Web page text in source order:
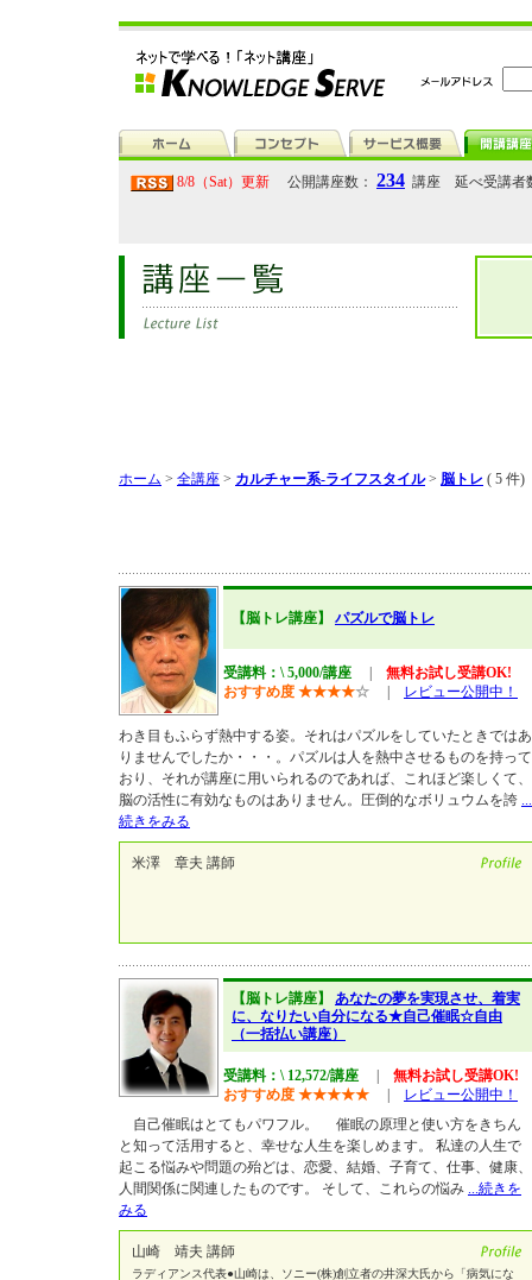
8/8（Sat）更新 公開講座数： 234 講座 延べ受講者
ホーム > 全講座 > カルチャー系-ライフスタイル> 脳トレ ( 5 件)
【脳トレ講座】 パズルで脳トレ
受講料：\ 5,000/講座
無料お試し受講OK!
おすすめ度 ★★★★☆ レビュー公開中！
わき目もふらず熱中する姿。それはパズルをしていたときではあ
りませんでしたか・・・。パズルは人を熱中させるものを持って
おり、それが講座に用いられるのであれば、これほど楽しくて、
脳の活性に有効なものはありません。圧倒的なボリュウムを誇 ...
続きをみる
米澤 章夫 講師
【脳トレ講座】 あなたの夢を実現させ、着実
に、なりたい自分になる★自己催眠☆自由
（一括払い講座）
受講料：\ 12,572/講座
無料お試し受講OK!
おすすめ度 ★★★★★
レビュー公開中！
自己催眠はとてもパワフル。 催眠の原理と使い方をきちん
と知って活用すると、幸せな人生を楽しめます。 私達の人生で
起こる悩みや問題の殆どは、恋愛、結婚、子育て、仕事、健康、
人間関係に関連したものです。 そして、これらの悩み ...続きを
みる
山崎 靖夫 講師
ラディアンス代表●山崎は、ソニー(株)創立者の井深大氏から「病気にな